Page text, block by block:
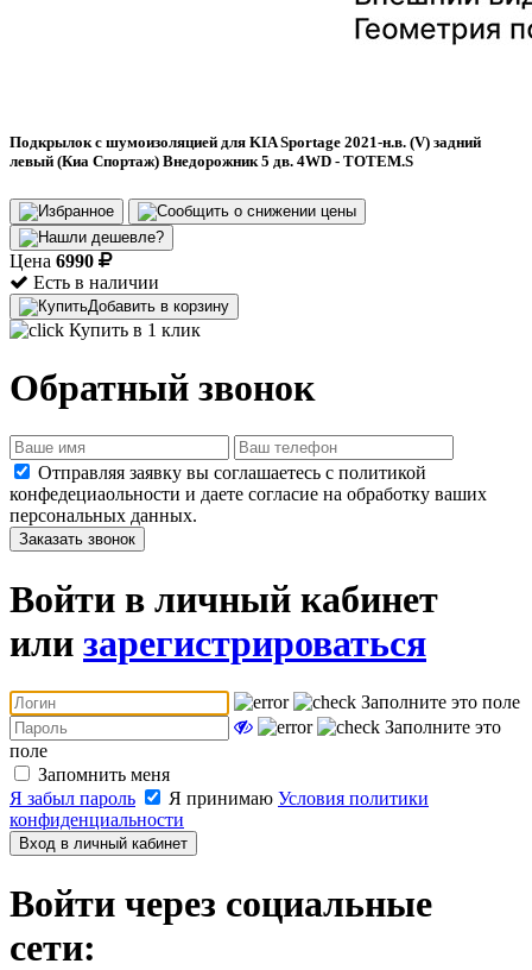
Подкрылок с шумоизоляцией для KIA Sportage 2021-н.в. (V) задний
левый (Киа Спортаж) Внедорожник 5 дв. 4WD - TOTEM.S
Цена 6990
Есть в наличии
Добавить в корзину
Купить в 1 клик
Обратный звонок
Отправляя заявку вы соглашаетесь с политикой
конфедециаольности и даете согласие на обработку ваших
персональных данных.
Заказать звонок
Войти в личный кабинет
или зарегистрироваться
Заполните это поле
Заполните это
поле
Запомнить меня
Я забыл пароль
Я принимаю Условия политики
конфиденциальности
Вход в личный кабинет
Войти через социальные
сети: